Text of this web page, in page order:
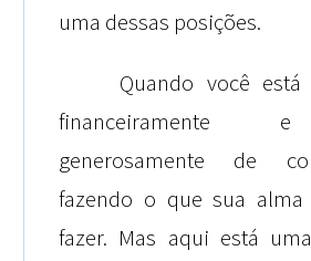
uma dessas posições.
Quando você está
financeiramente
generosamente de
fazendo o que sua alma
fazer. Mas aqui está uma